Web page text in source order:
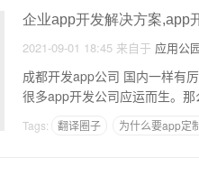
企业app开发解决方案,app
2021-09-01 18:45 来自于 应用公
成都开发app公司 国内一样有
很多app开发公司应运而生。
Tags: 翻译圈子 为什么要app定